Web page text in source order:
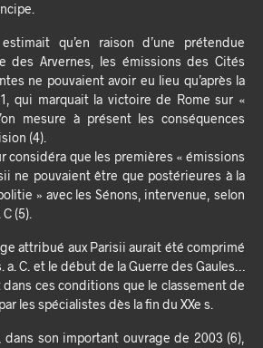
qu’en raison d’une prétendue
des Arvernes, les émissions des Cités
ne pouvaient avoir eu lieu qu’après la
qui marquait la victoire de Rome sur «
mesure à présent les conséquences
(4).
considéra que les premières « émissions
ne pouvaient être que postérieures à la
» avec les Sénons, intervenue, selon
(5).
attribué aux Parisii aurait été comprimé
C. et le début de la Guerre des Gaules…
dans ces conditions que le classement de
les spécialistes dès la fin du XXe s.
dans son important ouvrage de 2003 (6),